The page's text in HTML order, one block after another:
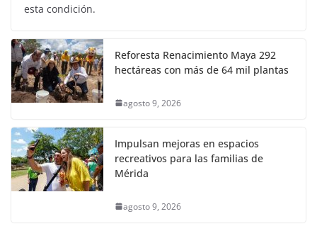
esta condición.
Reforesta Renacimiento Maya 292
hectáreas con más de 64 mil plantas
agosto 9, 2026
Impulsan mejoras en espacios
recreativos para las familias de
Mérida
agosto 9, 2026